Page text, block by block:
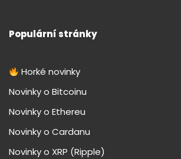
Populární stránky
Horké novinky
Novinky o Bitcoinu
Novinky o Ethereu
Novinky o Cardanu
Novinky o XRP (Ripple)